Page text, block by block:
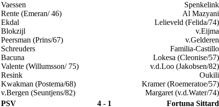
Vaessen
Rente (Emeran/ 46)
Ekdal
Blokzijl
Peersman (Prins/67)
Schreuders
Bacuna
Valente (Willumsson/ 75)
Resink
Kwakman (Postema/68)
v.Bergen (Seuntjens/82)
Spenkelink
Al Mazyani
Lelieveld (Felida/74)
v.Eijma
v.Gelderen
Familia-Castillo
Lokesa (Cleonise/57)
v.d.Loo (Jakobsen/82)
Oukili
Kramer (Roemeratoe/57)
Margaret (v.d.Water/74)
PSV
4 - 1
Fortuna Sittard